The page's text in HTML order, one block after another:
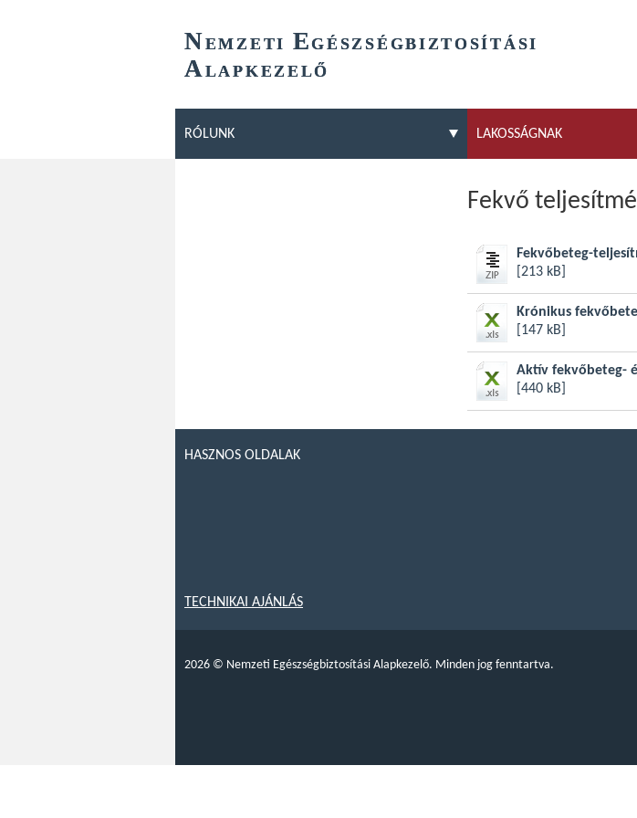
NEMZETI EGÉSZSÉGBIZTOSÍTÁSI
ALAPKEZELŐ
RÓLUNK LAKOSSÁGNAK
Fekvő
Fekvőbeteg-
[213 kB]
Krónikus
[147 kB]
Aktív fekvőbeteg-
[440 kB]
HASZNOS OLDALAK
TECHNIKAI AJÁNLÁS
2026 © Nemzeti Egészségbiztosítási Alapkezelő. Minden jog fenntartva.